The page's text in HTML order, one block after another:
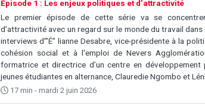
Épisode 1 : Les enjeux politiques et d’attractivité
Le premier épisode de cette série va se
d’attractivité avec un regard sur le monde du travail
interviews d’"É" lianne Desabre, vice-présidente à la
cohésion social et à l'emploi de Nevers
formatrice et directrice d’un centre en
jeunes étudiantes en alternance, Clauredie Ngombo et
17 min - mardi 2 juin 2026